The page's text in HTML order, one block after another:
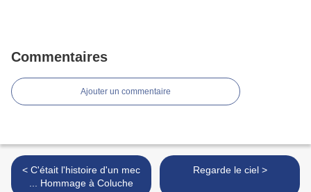
Commentaires
Ajouter un commentaire
< C'était l'histoire d'un mec
... Hommage à Coluche
Regarde le ciel >